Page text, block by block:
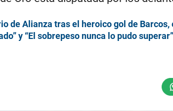
de Alianza tras el heroico gol de
y “El sobrepeso nunca lo pudo